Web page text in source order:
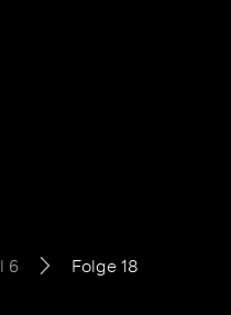
6 Folge 18